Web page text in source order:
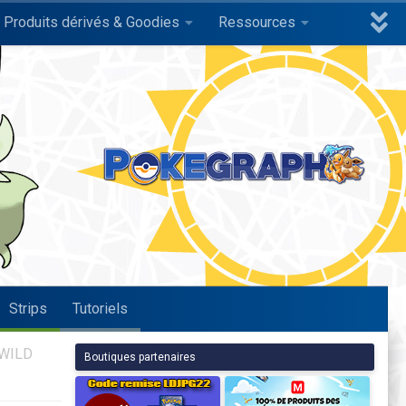
Produits dérivés & Goodies Ressources
Strips Tutoriels
Boutiques partenaires